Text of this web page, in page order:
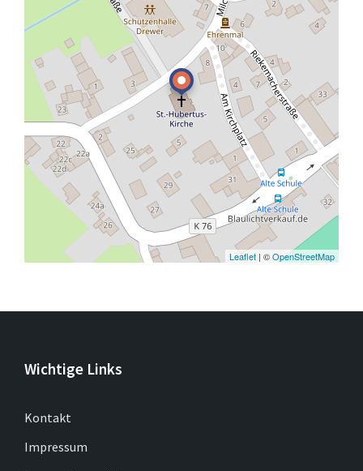
Leaflet | ©OpenStreetMap
Wichtige Links
Kontakt
Impressum